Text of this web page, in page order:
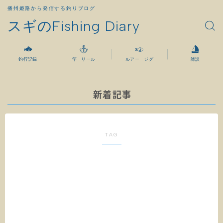
スギのFishing Diary
播州姫路から発信する釣りブログ
釣行記録 竿 リール ルアー ジグ 雑談
新着記事
TAG